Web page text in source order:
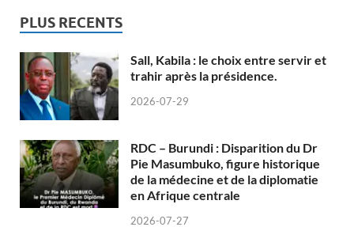
PLUS RECENTS
Sall, Kabila : le choix entre servir et
trahir après la présidence.
2026-07-29
RDC – Burundi : Disparition du Dr
Pie Masumbuko, figure historique
de la médecine et de la diplomatie
en Afrique centrale
2026-07-27